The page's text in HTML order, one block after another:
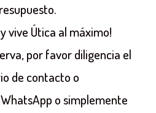
vive Útica al máximo!
por favor diligencia el
de contacto o
o simplemente